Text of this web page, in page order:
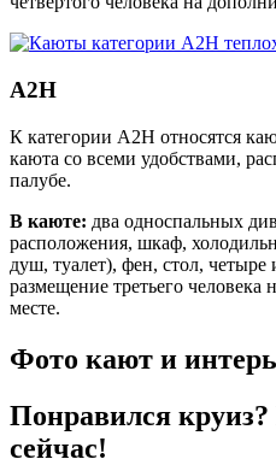
А2Н
К категории А2Н относятся
каюта со всеми удобствами,
палубе.
В каюте: два односпальных
расположения, шкаф,
душ, туалет), фен, стол,
размещение третьего
месте.
Фото кают и
Понравился
сейчас!